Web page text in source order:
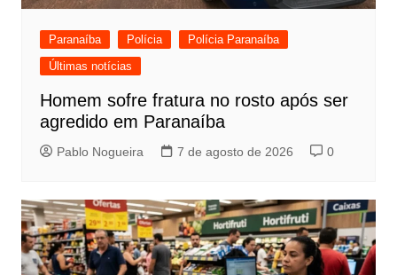
Paranaíba Polícia
Polícia Paranaíba
Últimas notícias
Homem sofre fratura no rosto após ser
agredido em Paranaíba
Pablo Nogueira 7 de agosto de 2026 0